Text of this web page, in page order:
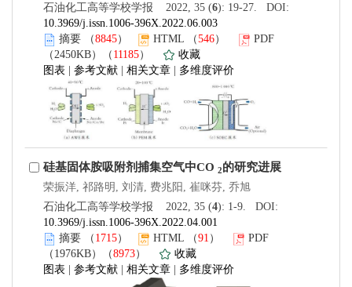
石油化工高等学校学报 2022, 35 (6): 19-27. DOI:
10.3969/j.issn.1006-396X.2022.06.003
摘要 （8845） HTML （546）
PDF
（2450KB）（ 11185）
收藏
图表
参考文献 相关文章 多维度评价
硅基固体胺吸附剂捕集空气中CO 2的研究进展
荣振洋, 祁路明, 刘清, 费兆阳, 崔咪芬, 乔旭
石油化工高等学校学报 2022, 35 (4): 1-9. DOI:
10.3969/j.issn.1006-396X.2022.04.001
摘要 （ 1715） HTML （91 ）
PDF
（1976KB）（8973）
收藏
图表
参考文献 相关文章 多维度评价